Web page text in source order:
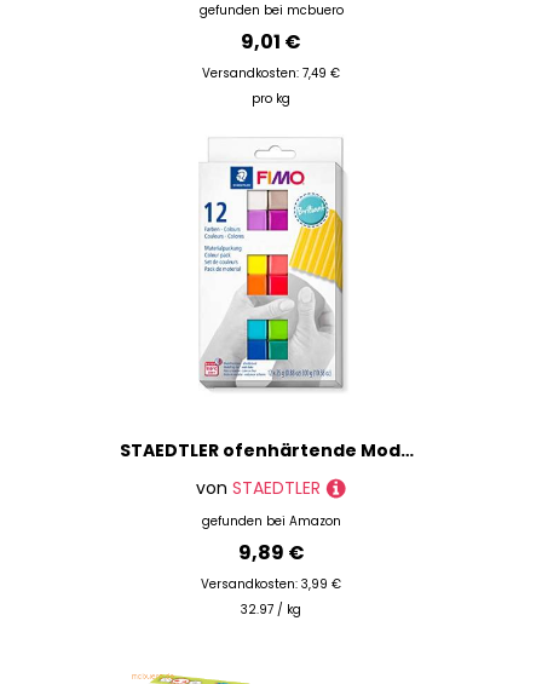
gefunden bei mcbuero
9,01 €
Versandkosten: 7,49 €
pro kg
STAEDTLER ofenhärtende Modelliermasse FIMO soft brilliant colours, weich und geschmeidig, speziell für Einsteiger und Hobbykünstler, 12 Halbblöcke á 25g in sortierten Farben, 8023 C12-2
von STAEDTLER
gefunden bei Amazon
9,89 €
Versandkosten: 3,99 €
32.97 / kg